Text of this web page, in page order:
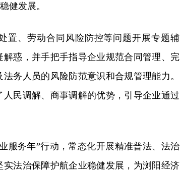
健发展。
置、劳动合同风险防控等问题开展专题辅
惑，并手把手指导企业规范合同管理、完
务人员的风险防范意识和合规管理能力。
民调解、商事调解的优势，引导企业通过
服务年”行动，常态化开展精准普法、法治
法治保障护航企业稳健发展，为浏阳经济